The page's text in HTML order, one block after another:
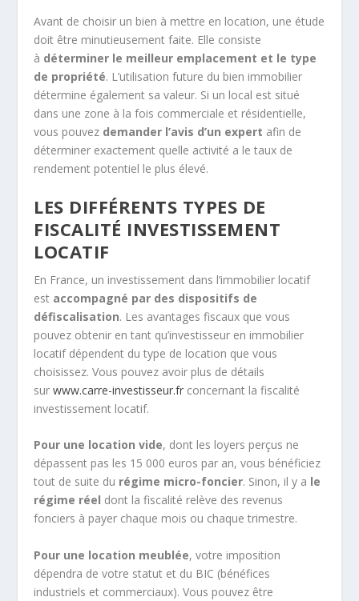
Avant de choisir un bien à mettre en location, une étude
doit être minutieusement faite. Elle consiste
à déterminer le meilleur emplacement et le type
de propriété. L’utilisation future du bien immobilier
détermine également sa valeur. Si un local est situé
dans une zone à la fois commerciale et résidentielle,
vous pouvez demander l’avis d’un expert afin de
déterminer exactement quelle activité a le taux de
rendement potentiel le plus élevé.
LES DIFFÉRENTS TYPES DE
FISCALITÉ INVESTISSEMENT
LOCATIF
En France, un investissement dans l’immobilier locatif
est accompagné par des dispositifs de
défiscalisation. Les avantages fiscaux que vous
pouvez obtenir en tant qu’investisseur en immobilier
locatif dépendent du type de location que vous
choisissez. Vous pouvez avoir plus de détails
surwww.carre-investisseur.fr concernant la fiscalité
investissement locatif.
Pour une location vide, dont les loyers perçus ne
dépassent pas les 15 000 euros par an, vous bénéficiez
tout de suite du régime micro-foncier. Sinon, il y a le
régime réel dont la fiscalité relève des revenus
fonciers à payer chaque mois ou chaque trimestre.
Pour une location meublée, votre imposition
dépendra de votre statut et du BIC (bénéfices
industriels et commerciaux). Vous pouvez être